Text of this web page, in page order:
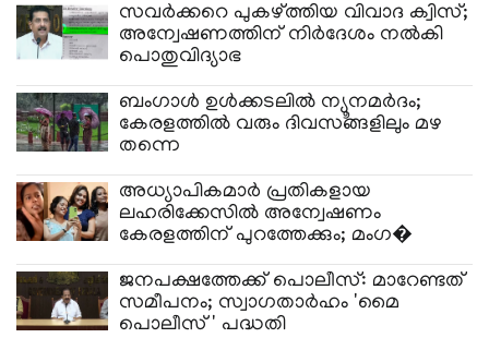
സവർക്കറെ പുകഴ്ത്തിയ വിവാദ ക്വിസ്;
അന്വേഷണത്തിന് നിർദേശം നൽകി
പൊതുവിദ്യാഭ
ബംഗാൾ ഉൾക്കടലിൽ ന്യൂനമർദം;
കേരളത്തിൽ വരും ദിവസങ്ങളിലും മഴ
തന്നെ
അധ്യാപികമാർ പ്രതികളായ
ലഹരിക്കേസിൽ അന്വേഷണം
കേരളത്തിന് പുറത്തേക്കും; മംഗ�
ജനപക്ഷത്തേക്ക് പൊലീസ്: മാറേണ്ടത്
സമീപനം; സ്വാഗതാർഹം 'മൈ
പൊലീസ്' പദ്ധതി